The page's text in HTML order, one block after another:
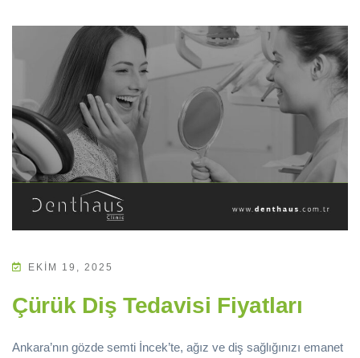
EKIM 19, 2025
Çürük Diş Tedavisi Fiyatları
Ankara’nın gözde semti İncek’te, ağız ve diş sağlığınızı emanet